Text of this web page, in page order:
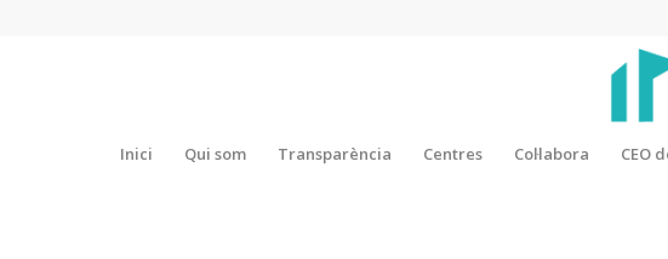
Inici Qui som Transparència Centres Col·labora CEO